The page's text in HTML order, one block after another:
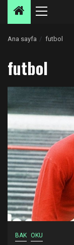
Primary
Ana sayfa futbol
futbol
BAK OKU